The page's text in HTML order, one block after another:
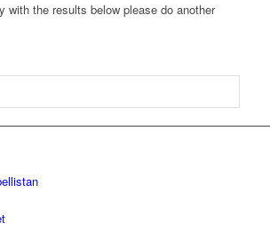
with the results below please do another